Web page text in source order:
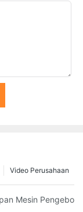
Video Perusahaan
Tiang
Mesin